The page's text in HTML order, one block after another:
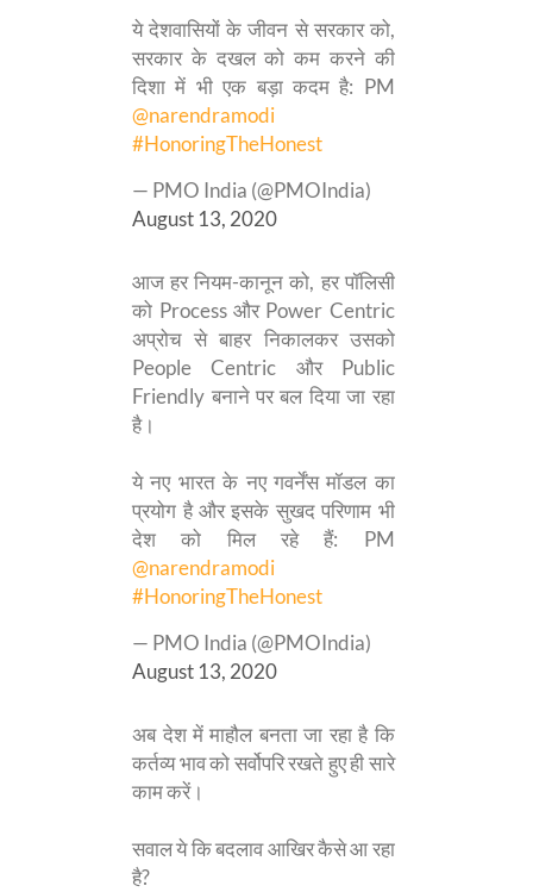
ये देशवासियों के जीवन से सरकार को,
सरकार के दखल को कम करने की
दिशा में भी एक बड़ा कदम है: PM
@narendramodi
#HonoringTheHonest
— PMO India (@PMOIndia)
August 13, 2020
आज हर नियम-कानून को, हर पॉलिसी
को Process और Power Centric
अप्रोच से बाहर निकालकर उसको
People Centric और Public
Friendly बनाने पर बल दिया जा रहा
है।
ये नए भारत के नए गवर्नेंस मॉडल का
प्रयोग है और इसके सुखद परिणाम भी
देश को मिल रहे हैं: PM
@narendramodi
#HonoringTheHonest
— PMO India (@PMOIndia)
August 13, 2020
अब देश में माहौल बनता जा रहा है कि
कर्तव्य भाव को सर्वोपरि रखते हुए ही सारे
काम करें।
सवाल ये कि बदलाव आखिर कैसे आ रहा
है?